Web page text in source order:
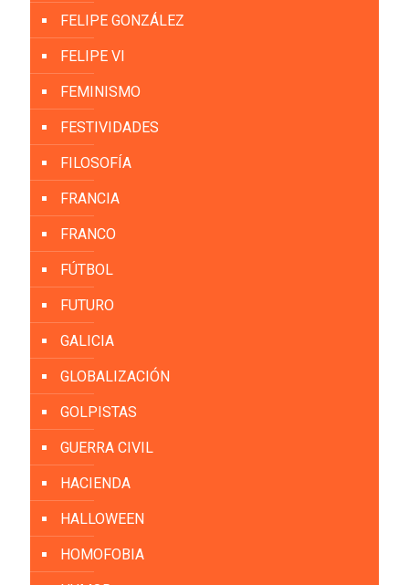
FELIPE GONZÁLEZ
FELIPE VI
FEMINISMO
FESTIVIDADES
FILOSOFÍA
FRANCIA
FRANCO
FÚTBOL
FUTURO
GALICIA
GLOBALIZACIÓN
GOLPISTAS
GUERRA CIVIL
HACIENDA
HALLOWEEN
HOMOFOBIA